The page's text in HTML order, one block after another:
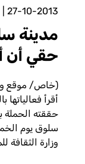
27-10-2013
مدينة
حقي أن
(خاص/ موقع
أقرأ
حققته الحملة
وزارة الثقافة